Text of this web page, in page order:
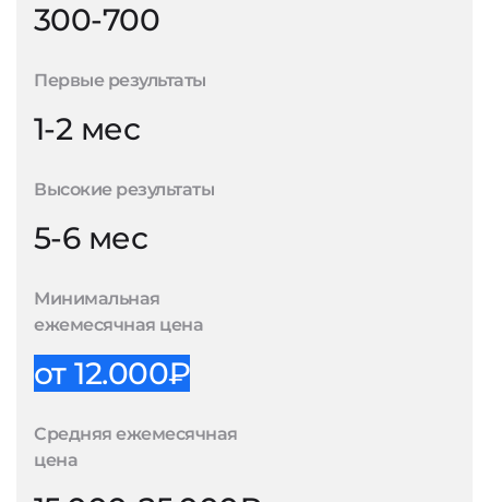
300-700
Первые результаты
1-2 мес
Высокие результаты
5-6 мес
Минимальная
ежемесячная цена
от 12.000₽
Средняя ежемесячная
цена